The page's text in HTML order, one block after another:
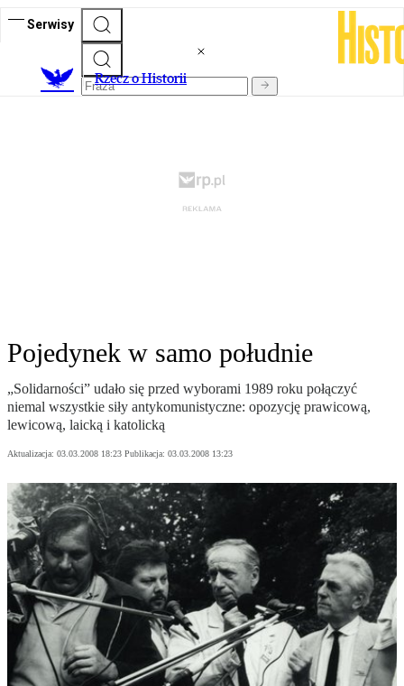
Serwisy
Rzecz o Historii
Pojedynek w samo południe
„Solidarności” udało się przed wyborami 1989 roku połączyć
niemal wszystkie siły antykomunistyczne: opozycję prawicową,
lewicową, laicką i katolicką
Aktualizacja: 03.03.2008 18:23 Publikacja: 03.03.2008 13:23